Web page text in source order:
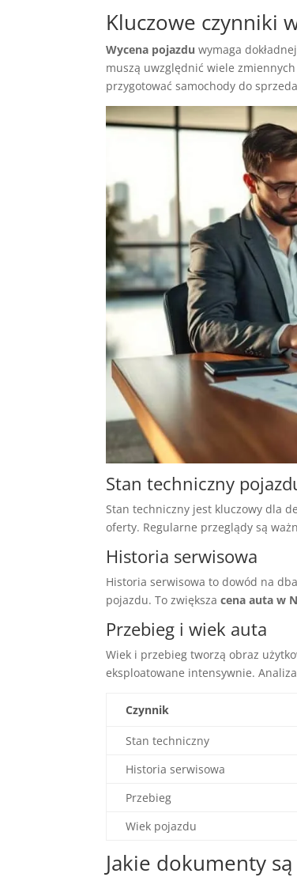
Kluczowe czynniki
Wycena pojazdu wymaga
muszą uwzględnić wiele
przygotować samochody do
Stan techniczny
Stan techniczny jest kluczowy dla
oferty. Regularne przeglądy są
Historia serwisowa
Historia serwisowa to dowód na
pojazdu. To zwiększacena auta w
Przebieg i wiek auta
Wiek i przebieg tworzą obraz
eksploatowane intensywnie.
Czynnik
Stan techniczny
Historia serwisowa
Przebieg
Wiek pojazdu
Jakie dokumenty